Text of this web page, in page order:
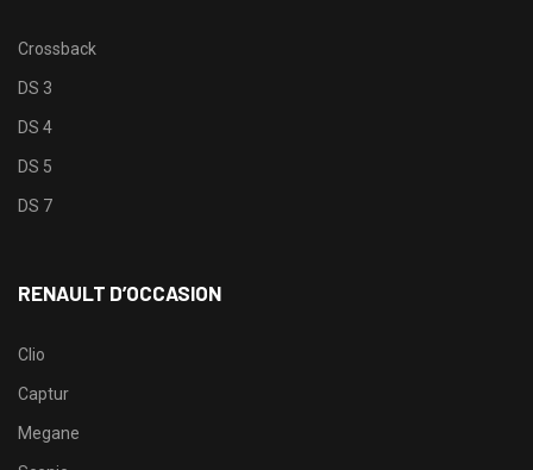
Crossback
DS 3
DS 4
DS 5
DS 7
RENAULT D’OCCASION
Clio
Captur
Megane